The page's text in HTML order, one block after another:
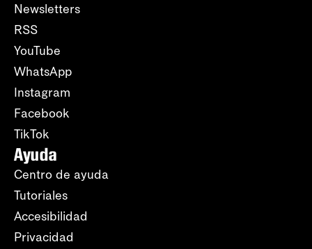
Newsletters
RSS
YouTube
WhatsApp
Instagram
Facebook
TikTok
Ayuda
Centro de ayuda
Tutoriales
Accesibilidad
Privacidad